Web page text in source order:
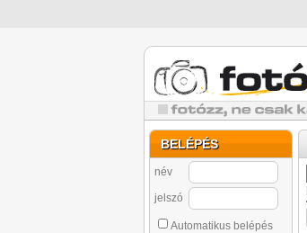
BELÉPÉS
név
jelszó
Automatikus belépés